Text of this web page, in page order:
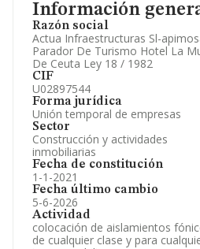
Información
Razón social
Actua Infraestructuras Sl-
Parador De Turismo Hotel La
De Ceuta Ley 18 / 1982
CIF
U02897544
Forma jurídica
Unión temporal de empresas
Sector
Construcción y actividades
inmobiliarias
Fecha de constitución
1-1-2021
Fecha último cambio
5-6-2026
Actividad
colocación de aislamientos
de cualquier clase y para
Directivos y Ejecutivos.
Accionistas.
Participaciones y
Artículos de prensa
Información oficial y